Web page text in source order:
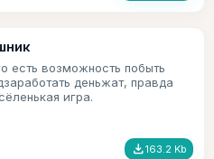
есть возможность побыть
деньжат, правда
игра.
file_download163.2 Kb